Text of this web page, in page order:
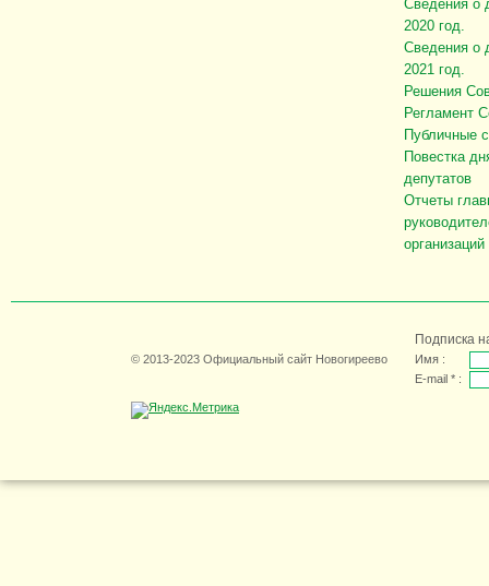
Сведения о
2020 год.
Сведения о
2021 год.
Решения
Регламент
Публичные
Повестка
депутатов
Отчеты
организаций
© 2013-2023 Официальный сайт Новогиреево
Подписка
Имя :
E-mail * :